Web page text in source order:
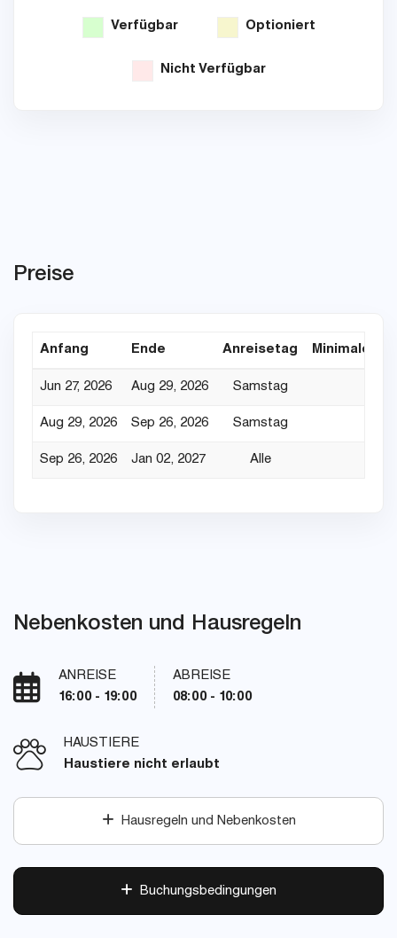
Verfügbar Optioniert
Nicht Verfügbar
Preise
Anfang Ende Anreisetag Minimaler
Jun 27, 2026 Aug 29, 2026 Samstag
Aug 29, 2026 Sep 26, 2026 Samstag
Sep 26, 2026 Jan 02, 2027 Alle
Nebenkosten und Hausregeln
ANREISE
16:00 - 19:00
ABREISE
08:00 - 10:00
HAUSTIERE
Haustiere nicht erlaubt
Hausregeln und Nebenkosten
Buchungsbedingungen